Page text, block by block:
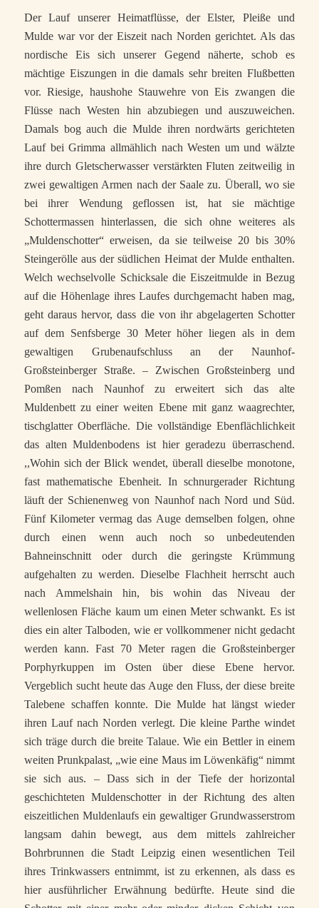
Der Lauf unserer Heimatflüsse, der Elster, Pleiße und
Mulde war vor der Eiszeit nach Norden gerichtet. Als das
nordische Eis sich unserer Gegend näherte, schob es
mächtige Eiszungen in die damals sehr breiten Flußbetten
vor. Riesige, haushohe Stauwehre von Eis zwangen die
Flüsse nach Westen hin abzubiegen und auszuweichen.
Damals bog auch die Mulde ihren nordwärts gerichteten
Lauf bei Grimma allmählich nach Westen um und wälzte
ihre durch Gletscherwasser verstärkten Fluten zeitweilig in
zwei gewaltigen Armen nach der Saale zu. Überall, wo sie
bei ihrer Wendung geflossen ist, hat sie mächtige
Schottermassen hinterlassen, die sich ohne weiteres als
„Muldenschotter“ erweisen, da sie teilweise 20 bis 30%
Steingerölle aus der südlichen Heimat der Mulde enthalten.
Welch wechselvolle Schicksale die Eiszeitmulde in Bezug
auf die Höhenlage ihres Laufes durchgemacht haben mag,
geht daraus hervor, dass die von ihr abgelagerten Schotter
auf dem Senfsberge 30 Meter höher liegen als in dem
gewaltigen Grubenaufschluss an der Naunhof-
Großsteinberger Straße. – Zwischen Großsteinberg und
Pomßen nach Naunhof zu erweitert sich das alte
Muldenbett zu einer weiten Ebene mit ganz waagrechter,
tischglatter Oberfläche. Die vollständige Ebenflächlichkeit
das alten Muldenbodens ist hier geradezu überraschend.
,,Wohin sich der Blick wendet, überall dieselbe monotone,
fast mathematische Ebenheit. In schnurgerader Richtung
läuft der Schienenweg von Naunhof nach Nord und Süd.
Fünf Kilometer vermag das Auge demselben folgen, ohne
durch einen wenn auch noch so unbedeutenden
Bahneinschnitt oder durch die geringste Krümmung
aufgehalten zu werden. Dieselbe Flachheit herrscht auch
nach Ammelshain hin, bis wohin das Niveau der
wellenlosen Fläche kaum um einen Meter schwankt. Es ist
dies ein alter Talboden, wie er vollkommener nicht gedacht
werden kann. Fast 70 Meter ragen die Großsteinberger
Porphyrkuppen im Osten über diese Ebene hervor.
Vergeblich sucht heute das Auge den Fluss, der diese breite
Talebene schaffen konnte. Die Mulde hat längst wieder
ihren Lauf nach Norden verlegt. Die kleine Parthe windet
sich träge durch die breite Talaue. Wie ein Bettler in einem
weiten Prunkpalast, „wie eine Maus im Löwenkäfig“ nimmt
sie sich aus. – Dass sich in der Tiefe der horizontal
geschichteten Muldenschotter in der Richtung des alten
eiszeitlichen Muldenlaufs ein gewaltiger Grundwasserstrom
langsam dahin bewegt, aus dem mittels zahlreicher
Bohrbrunnen die Stadt Leipzig einen wesentlichen Teil
ihres Trinkwassers entnimmt, ist zu erkennen, als dass es
hier ausführlicher Erwähnung bedürfte. Heute sind die